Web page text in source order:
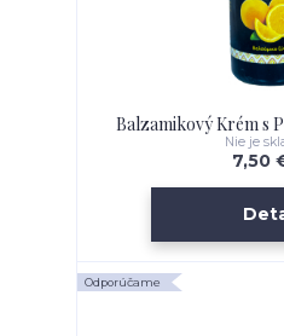
Balzamikový Krém s
7,50
Nie je
Odporúčame